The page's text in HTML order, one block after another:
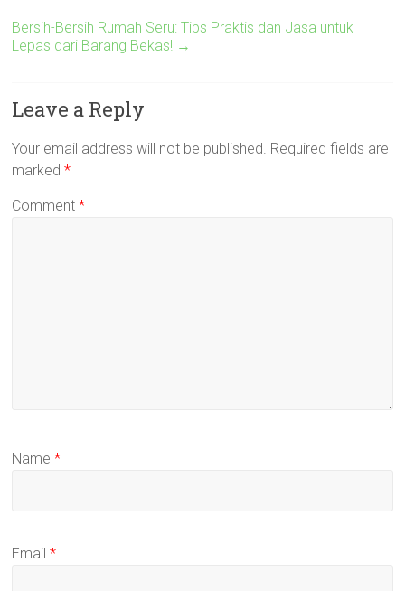
Bersih-Bersih Rumah Seru: Tips Praktis dan Jasa untuk
Lepas dari Barang Bekas! →
Leave a Reply
Your email address will not be published. Required fields are
marked*
Comment*
Name*
Email*